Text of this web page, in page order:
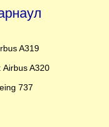
A319
Airbus A320
737